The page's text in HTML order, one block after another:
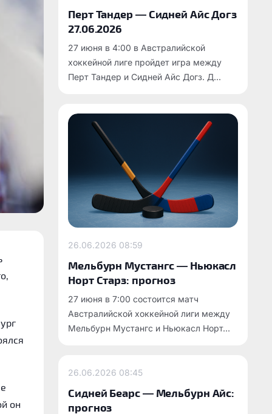
он
Перт Тандер — Сидней Айс Догз
27.06.2026
27 июня в 4:00 в Австралийской
хоккейной лиге пройдет игра между
Перт Тандер и Сидней Айс Догз. Д...
26.06.2026 08:59
Мельбурн Мустангс — Ньюкасл
Норт Старз: прогноз
27 июня в 7:00 состоится матч
Австралийской хоккейной лиги между
Мельбурн Мустангс и Ньюкасл Норт...
26.06.2026 08:45
Сидней Беарс — Мельбурн Айс:
прогноз